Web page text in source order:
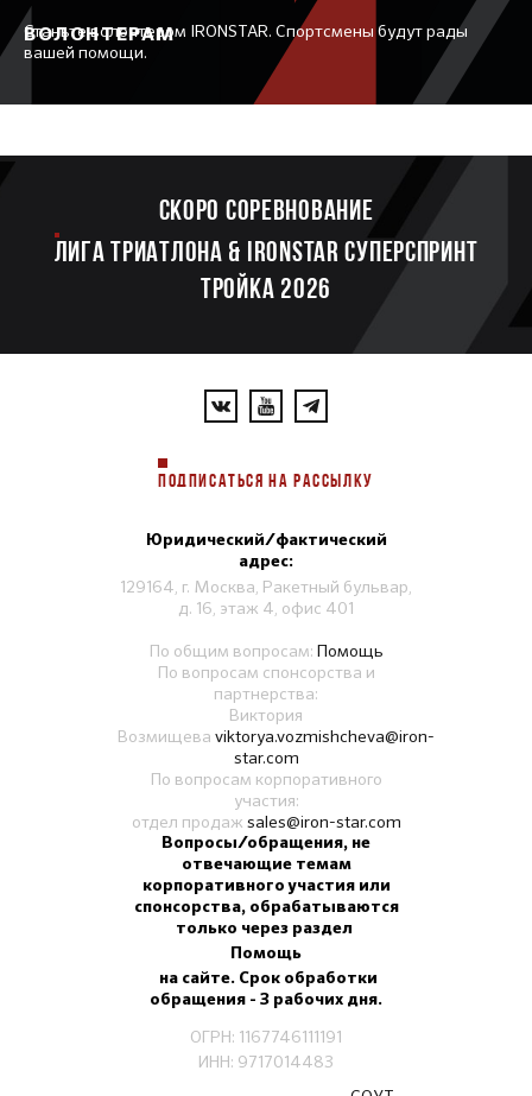
ВОЛОНТЕРАМ
Станьте волонтером IRONSTAR. Спортсмены будут рады
вашей помощи.
Скоро соревнование
ЛИГА ТРИАТЛОНА & IRONSTAR СУПЕРСПРИНТ
ТРОЙКА 2026
ПОДПИСАТЬСЯ НА РАССЫЛКУ
Юридический/фактический
адрес:
129164, г. Москва, Ракетный бульвар,
д. 16, этаж 4, офис 401
По общим вопросам: Помощь
По вопросам спонсорства и
партнерства:
Виктория
Возмищева viktorya.vozmishcheva@iron-
star.com
По вопросам корпоративного
участия:
отдел продаж sales@iron-star.com
Вопросы/обращения, не
отвечающие темам
корпоративного участия или
спонсорства, обрабатываются
только через раздел
Помощь
на сайте. Срок обработки
обращения - 3 рабочих дня.
ОГРН: 1167746111191
ИНН: 9717014483